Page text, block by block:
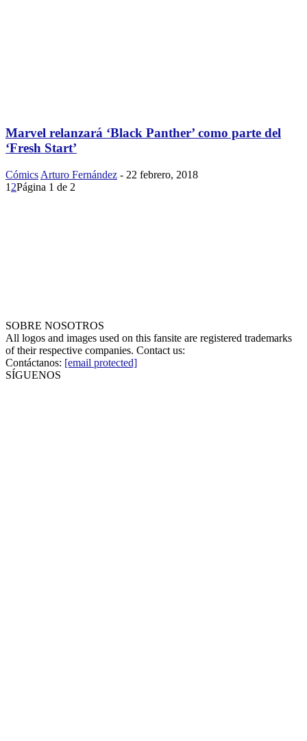
Marvel relanzará ‘Black Panther’ como parte del
‘Fresh Start’
Cómics Arturo Fernández - 22 febrero, 2018
1 2Página 1 de 2
SOBRE NOSOTROS
All logos and images used on this fansite are registered trademarks
of their respective companies. Contact us:
Contáctanos: [email protected]
SÍGUENOS